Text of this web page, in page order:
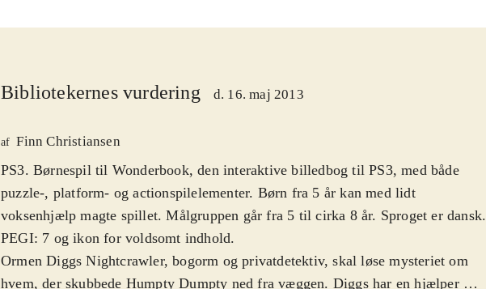
Bibliotekernes vurdering d. 16. maj 2013
af Finn Christiansen
PS3. Børnespil til Wonderbook, den interaktive billedbog til PS3, med både
puzzle-, platform- og actionspilelementer. Børn fra 5 år kan med lidt
voksenhjælp magte spillet. Målgruppen går fra 5 til cirka 8 år. Sproget er dansk.
PEGI: 7 og ikon for voldsomt indhold.
Ormen Diggs Nightcrawler, bogorm og privatdetektiv, skal løse mysteriet om
hvem, der skubbede Humpty Dumpty ned fra væggen. Diggs har en hjælper med